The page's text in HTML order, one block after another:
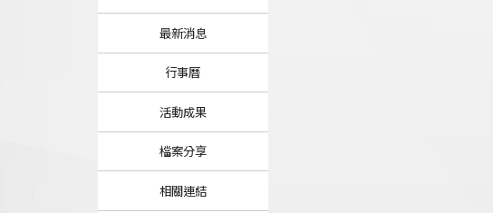
最新消息
行事曆
活動成果
檔案分享
相關連結